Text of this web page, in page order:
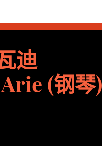
迪
(钢琴)